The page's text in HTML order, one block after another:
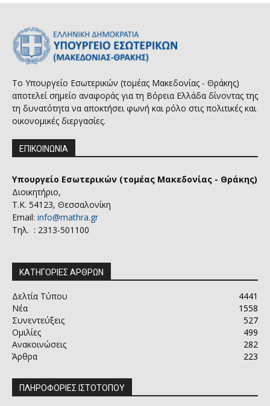
Το Υπουργείο Εσωτερικών (τομέας Μακεδονίας - Θράκης)
αποτελεί σημείο αναφοράς για τη Βόρεια Ελλάδα δίνοντας της
τη δυνατότητα να αποκτήσει φωνή και ρόλο στις πολιτικές και
οικονομικές διεργασίες.
ΕΠΙΚΟΙΝΩΝΙΑ
Υπουργείο Εσωτερικών (τομέας Μακεδονίας - Θράκης)
Διοικητήριο,
Τ.Κ. 54123, Θεσσαλονίκη
Email: info@mathra.gr
Τηλ. : 2313-501100
ΚΑΤΗΓΟΡΙΕΣ ΑΡΘΡΩΝ
Δελτία Τύπου
4441
Νέα
1558
Συνεντεύξεις
527
Ομιλίες
499
Ανακοινώσεις
282
Άρθρα
223
ΠΛΗΡΟΦΟΡΙΕΣ ΙΣΤΟΤΟΠΟΥ